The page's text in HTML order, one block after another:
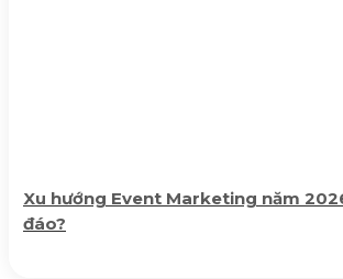
Xu hướng Event Marketing năm
đáo?